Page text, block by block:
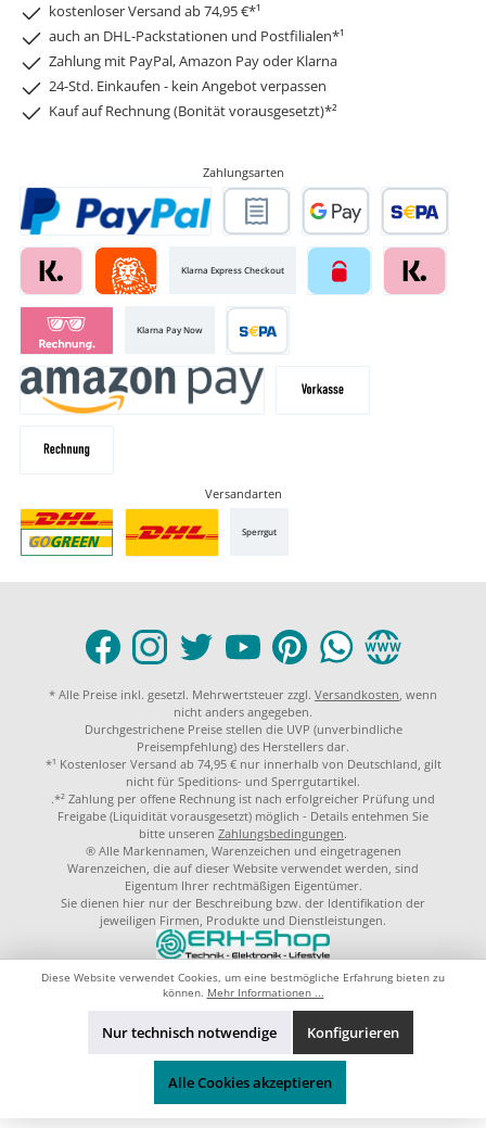
kostenloser Versand ab 74,95 €*¹
auch an DHL-Packstationen und Postfilialen*¹
Zahlung mit PayPal, Amazon Pay oder Klarna
24-Std. Einkaufen - kein Angebot verpassen
Kauf auf Rechnung (Bonität vorausgesetzt)*²
Zahlungsarten
Klarna Express Checkout
Klarna Pay Now
Versandarten
Sperrgut
* Alle Preise inkl. gesetzl. Mehrwertsteuer zzgl. Versandkosten, wenn
nicht anders angegeben.
Durchgestrichene Preise stellen die UVP (unverbindliche
Preisempfehlung) des Herstellers dar.
*¹ Kostenloser Versand ab 74,95 € nur innerhalb von Deutschland, gilt
nicht für Speditions- und Sperrgutartikel.
.*² Zahlung per offene Rechnung ist nach erfolgreicher Prüfung und
Freigabe (Liquidität vorausgesetzt) möglich - Details entehmen Sie
bitte unseren Zahlungsbedingungen.
® Alle Markennamen, Warenzeichen und eingetragenen
Warenzeichen, die auf dieser Website verwendet werden, sind
Eigentum Ihrer rechtmäßigen Eigentümer.
Sie dienen hier nur der Beschreibung bzw. der Identifikation der
jeweiligen Firmen, Produkte und Dienstleistungen.
Diese Website verwendet Cookies, um eine bestmögliche Erfahrung bieten zu
können. Mehr Informationen ...
Nur technisch notwendige Konfigurieren
Alle Cookies akzeptieren